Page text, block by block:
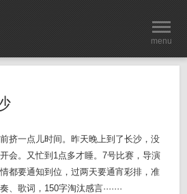
menu
挤一点儿时间。昨天晚上到了长沙，没
会。又忙到1点多才睡。7号比赛，导演
都要通知到位，过两天要通宵彩排，准
歌词，150字淘汰感言·······